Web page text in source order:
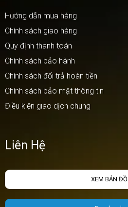
Hướng dẫn mua hàng
Chính sách giao hàng
Quy định thanh toán
Chính sách bảo hành
Chính sách đổi trả hoàn tiền
Chính sách bảo mật thông tin
Điều kiện giao dịch chung
Liên Hệ
XEM BẢN ĐỒ